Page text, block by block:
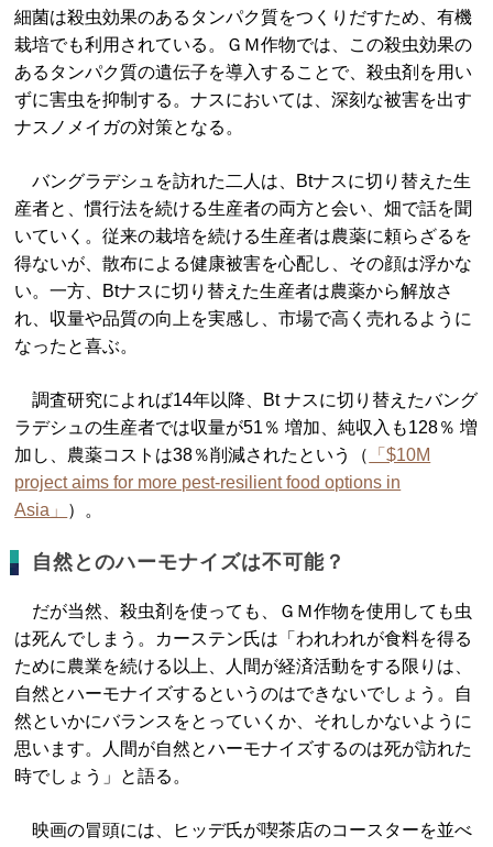
細菌は殺虫効果のあるタンパク質をつくりだすため、有機
栽培でも利用されている。ＧＭ作物では、この殺虫効果の
あるタンパク質の遺伝子を導入することで、殺虫剤を用い
ずに害虫を抑制する。ナスにおいては、深刻な被害を出す
ナスノメイガの対策となる。
バングラデシュを訪れた二人は、Btナスに切り替えた生
産者と、慣行法を続ける生産者の両方と会い、畑で話を聞
いていく。従来の栽培を続ける生産者は農薬に頼らざるを
得ないが、散布による健康被害を心配し、その顔は浮かな
い。一方、Btナスに切り替えた生産者は農薬から解放さ
れ、収量や品質の向上を実感し、市場で高く売れるように
なったと喜ぶ。
調査研究によれば14年以降、Bt ナスに切り替えたバング
ラデシュの生産者では収量が51％ 増加、純収入も128％ 増
加し、農薬コストは38％削減されたという（
「$10M
project aims for more pest-resilient food options in
Asia」
）。
自然とのハーモナイズは不可能？
だが当然、殺虫剤を使っても、ＧＭ作物を使用しても虫
は死んでしまう。カーステン氏は「われわれが食料を得る
ために農業を続ける以上、人間が経済活動をする限りは、
自然とハーモナイズするというのはできないでしょう。自
然といかにバランスをとっていくか、それしかないように
思います。人間が自然とハーモナイズするのは死が訪れた
時でしょう」と語る。
映画の冒頭には、ヒッデ氏が喫茶店のコースターを並べ